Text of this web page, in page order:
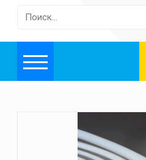
Меню